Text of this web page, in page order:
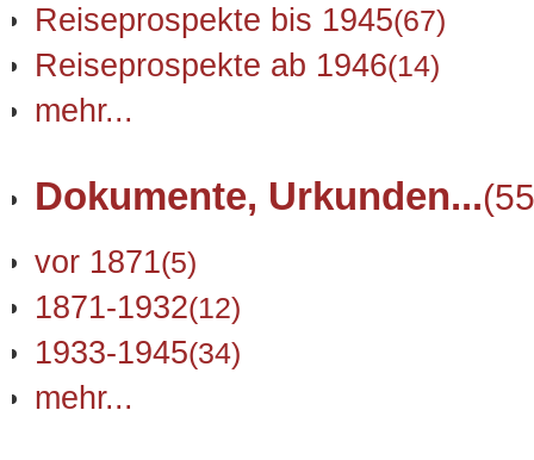
Reiseprospekte bis 1945(67)
Reiseprospekte ab 1946(14)
mehr...
Dokumente, Urkunden...
vor 1871(5)
1871-1932(12)
1933-1945(34)
mehr...